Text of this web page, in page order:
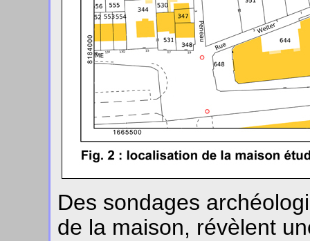
Des sondages
de la maison, révèlent